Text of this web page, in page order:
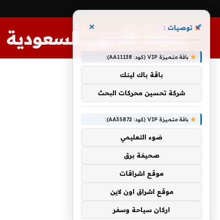
مجلة الأسهم السعودية
توصيات : ×
باقة متميزة VIP (كود: AA11138):
باقة باك لينك
شركة تحسين محركات البحث
باقة متميزة VIP (كود: AA35872):
ضوء التعليمي
صحيفة برق
موقع اشراقات
موقع اشراق اون لاين
اركان سياحة وسفر